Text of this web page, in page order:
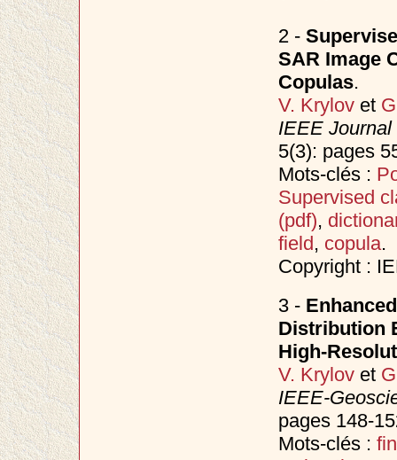
2 -
SAR Image
Copulas.
V. Krylovet
IEEE
5(3): pages
Mots-clés :
Supervised
(pdf),
field, copula.
Copyright :
3 -
Distribution
High-
V. Krylovet
IEEE-
pages 148-
Mots-clés :